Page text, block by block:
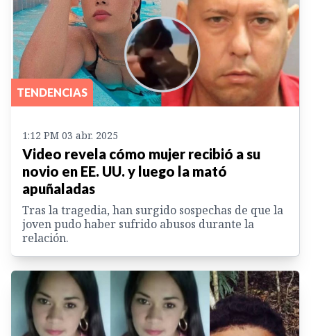
TENDENCIAS
1:12 PM 03 abr. 2025
Video revela cómo mujer recibió a su
novio en EE. UU. y luego la mató
apuñaladas
Tras la tragedia, han surgido sospechas de que la
joven pudo haber sufrido abusos durante la
relación.